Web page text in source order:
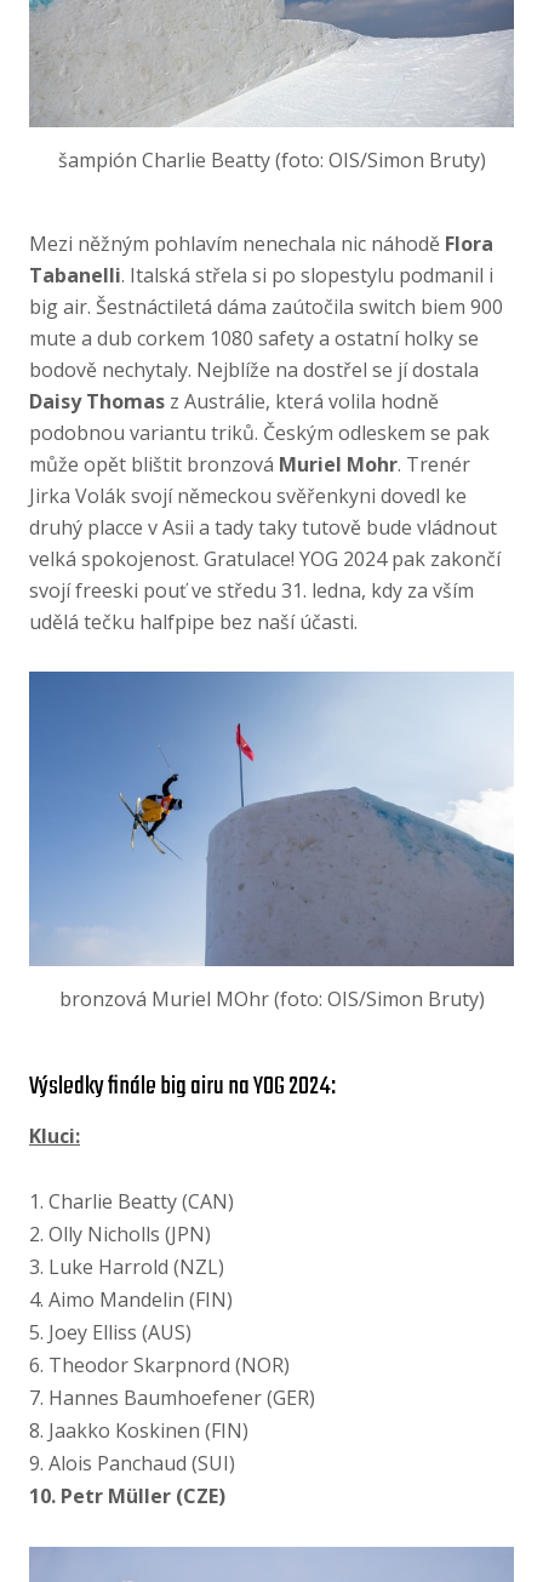
šampión Charlie Beatty (foto: OIS/Simon Bruty)
Mezi něžným pohlavím nenechala nic náhodě Flora
Tabanelli. Italská střela si po slopestylu podmanil i
big air. Šestnáctiletá dáma zaútočila switch biem 900
mute a dub corkem 1080 safety a ostatní holky se
bodově nechytaly. Nejblíže na dostřel se jí dostala
Daisy Thomas z Austrálie, která volila hodně
podobnou variantu triků. Českým odleskem se pak
může opět blištit bronzová Muriel Mohr. Trenér
Jirka Volák svojí německou svěřenkyni dovedl ke
druhý placce v Asii a tady taky tutově bude vládnout
velká spokojenost. Gratulace! YOG 2024 pak zakončí
svojí freeski pouť ve středu 31. ledna, kdy za vším
udělá tečku halfpipe bez naší účasti.
bronzová Muriel MOhr (foto: OIS/Simon Bruty)
Výsledky finále big airu na YOG 2024:
Kluci:
1. Charlie Beatty (CAN)
2. Olly Nicholls (JPN)
3. Luke Harrold (NZL)
4. Aimo Mandelin (FIN)
5. Joey Elliss (AUS)
6. Theodor Skarpnord (NOR)
7. Hannes Baumhoefener (GER)
8. Jaakko Koskinen (FIN)
9. Alois Panchaud (SUI)
10. Petr Müller (CZE)